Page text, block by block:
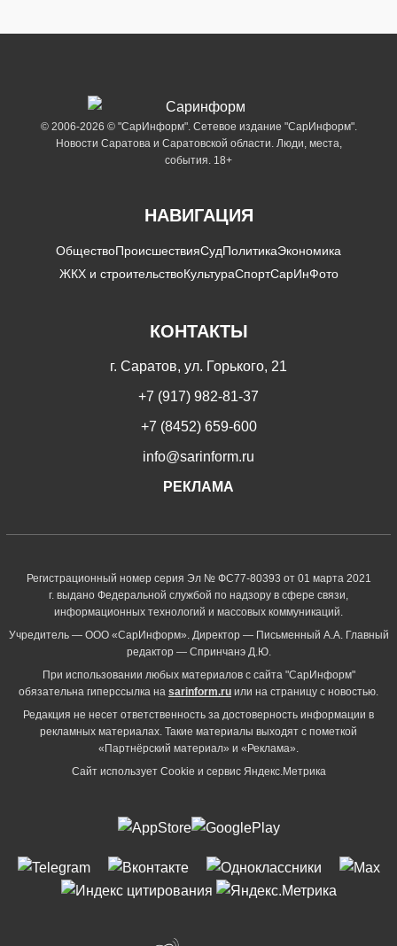
© 2006-2026 © "СарИнформ". Сетевое издание "СарИнформ".
Новости Саратова и Саратовской области. Люди, места,
события. 18+
НАВИГАЦИЯ
ОбществоПроисшествияСудПолитикаЭкономика
ЖКХ и строительствоКультураСпортСарИнФото
КОНТАКТЫ
г. Саратов, ул. Горького, 21
+7 (917) 982-81-37
+7 (8452) 659-600
info@sarinform.ru
РЕКЛАМА
Регистрационный номер серия Эл № ФС77-80393 от 01 марта 2021
г. выдано Федеральной службой по надзору в сфере связи,
информационных технологий и массовых коммуникаций.
Учредитель — ООО «СарИнформ». Директор — Письменный А.А. Главный
редактор — Спринчанэ Д.Ю.
При использовании любых материалов с сайта "СарИнформ"
обязательна гиперссылка на sarinform.ru или на страницу с новостью.
Редакция не несет ответственность за достоверность информации в
рекламных материалах. Такие материалы выходят с пометкой
«Партнёрский материал» и «Реклама».
Сайт использует Cookie и сервиc Яндекс.Метрика